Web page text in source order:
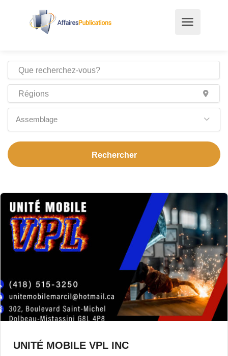
Assemblage
UNITÉ MOBILE VPL INC